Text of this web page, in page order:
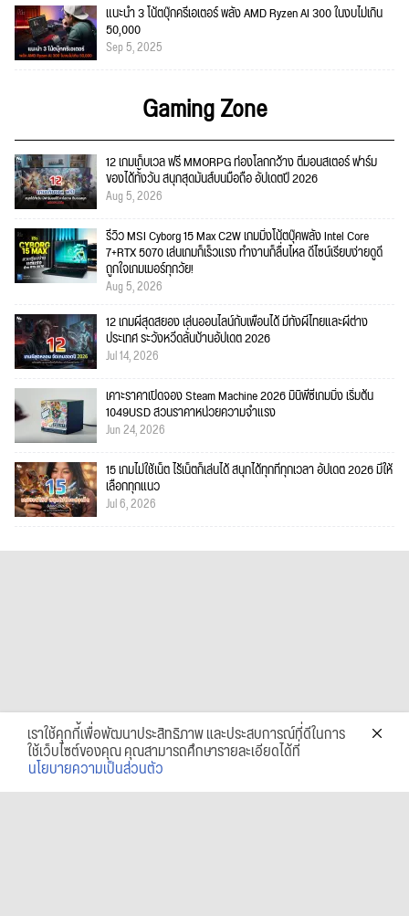
แนะนำ 3 โน้ตบุ๊กครีเอเตอร์ พลัง AMD Ryzen AI 300 ในงบไม่เกิน
50,000
Sep 5, 2025
Gaming Zone
12 เกมเก็บเวล ฟรี MMORPG ท่องโลกกว้าง ตีมอนสเตอร์ ฟาร์ม
ของได้ทั้งวัน สนุกสุดมันส์บนมือถือ อัปเดตปี 2026
Aug 5, 2026
รีวิว MSI Cyborg 15 Max C2W เกมมิ่งโน้ตบุ๊คพลัง Intel Core
7+RTX 5070 เล่นเกมก็เร็วแรง ทำงานก็ลื่นไหล ดีไซน์เรียบง่ายดูดี
ถูกใจเกมเมอร์ทุกวัย!
Aug 5, 2026
12 เกมผีสุดสยอง เล่นออนไลน์กับเพื่อนได้ มีทั้งผีไทยและผีต่าง
ประเทศ ระวังหวีดลั่นบ้านอัปเดต 2026
Jul 14, 2026
เคาะราคาเปิดจอง Steam Machine 2026 มินิพีซีเกมมิ่ง เริ่มต้น
1049USD สวนราคาหน่วยความจำแรง
Jun 24, 2026
15 เกมไม่ใช้เน็ต ไร้เน็ตก็เล่นได้ สนุกได้ทุกที่ทุกเวลา อัปเดต 2026 มีให้
เลือกทุกแนว
Jul 6, 2026
เราใช้คุกกี้เพื่อพัฒนาประสิทธิภาพ และประสบการณ์ที่ดีในการ
ใช้เว็บไซต์ของคุณ คุณสามารถศึกษารายละเอียดได้ที่
นโยบายความเป็นส่วนตัว